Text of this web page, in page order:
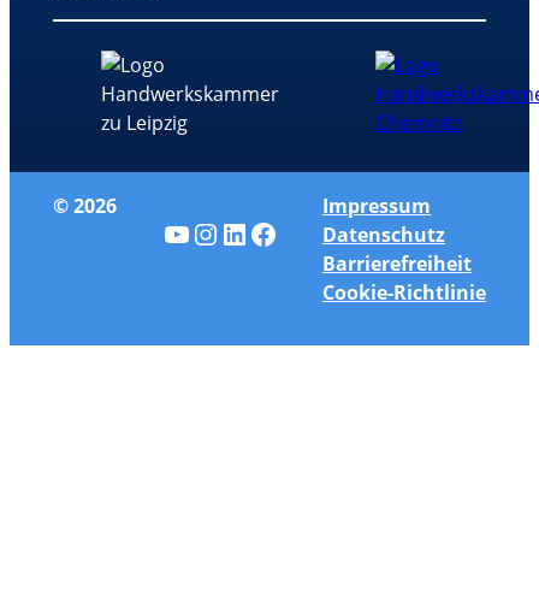
© 2026
YouTube
Instagram
LinkedIn
Facebook
Impressum
Datenschutz
Barrierefreiheit
Cookie-Richtlinie